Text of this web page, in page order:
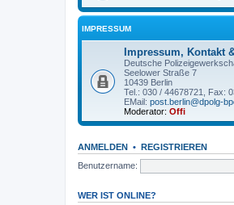
IMPRESSUM
Impressum, Kontakt
Deutsche
Seelower Straße 7
10439 Berlin
Tel.: 030 / 44678721, Fax:
EMail: post.berlin@dpolg-
Moderator: Offi
ANMELDEN • REGISTRIEREN
Benutzername:
WER IST ONLINE?